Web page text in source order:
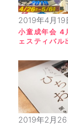
2019年4月19
小童成年会 4
ェスティバル
2019年2月26